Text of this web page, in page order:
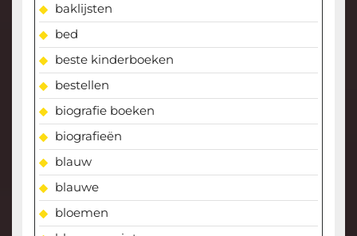
baklijsten
bed
beste kinderboeken
bestellen
biografie boeken
biografieën
blauw
blauwe
bloemen